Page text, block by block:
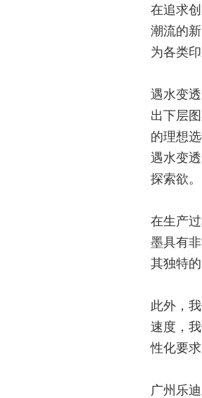
在追求
潮流的
为各类
遇水变
出下层
的理想
遇水变
探索欲。
在生产
墨具有
其独特
此外，
速度，
性化要
广州乐